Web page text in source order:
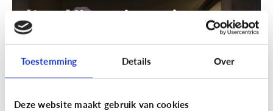
Toestemming Details Over
Deze website maakt gebruik van cookies
[Actua]Hoe snel geven jongeren
hun bankkaart in ruil voor geld?